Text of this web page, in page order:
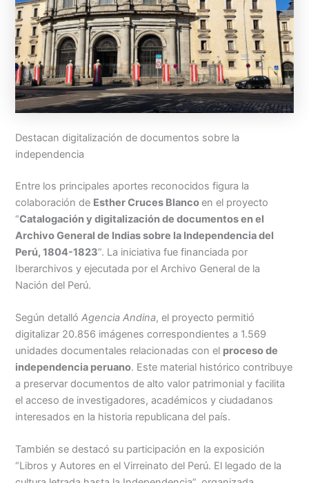
Destacan digitalización de documentos sobre la
independencia
Entre los principales aportes reconocidos figura la
colaboración de Esther Cruces Blancoen el proyecto
“Catalogación y digitalización de documentos en el
Archivo General de Indias sobre la Independencia del
Perú, 1804-1823”. La iniciativa fue financiada por
Iberarchivos y ejecutada por el Archivo General de la
Nación del Perú.
Según detallóAgencia Andina, el proyecto permitió
digitalizar 20.856 imágenes correspondientes a 1.569
unidades documentales relacionadas con el proceso de
independencia peruano. Este material histórico contribuye
a preservar documentos de alto valor patrimonial y facilita
el acceso de investigadores, académicos y ciudadanos
interesados en la historia republicana del país.
También se destacó su participación en la exposición
“Libros y Autores en el Virreinato del Perú. El legado de la